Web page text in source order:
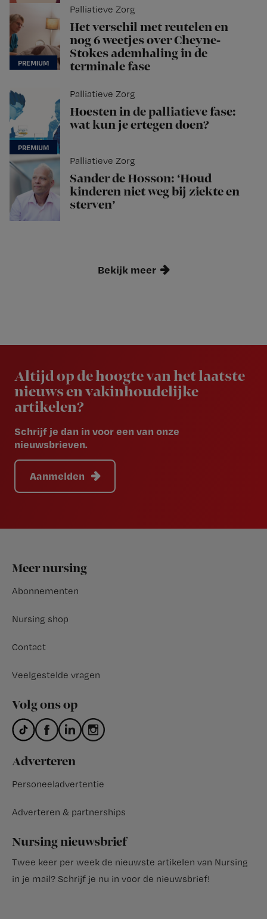
Palliatieve Zorg
Het verschil met reutelen en
nog 6 weetjes over Cheyne-
Stokes ademhaling in de
terminale fase
Palliatieve Zorg
Hoesten in de palliatieve fase:
wat kun je ertegen doen?
Palliatieve Zorg
Sander de Hosson: ‘Houd
kinderen niet weg bij ziekte en
sterven’
Bekijk meer
Altijd op de hoogte van het laatste
nieuws en vakinhoudelijke
artikelen?
Schrijf je dan in voor een van onze
nieuwsbrieven.
Aanmelden
Footer
Meer nursing
Abonnementen
Nursing shop
Contact
Veelgestelde vragen
Volg ons op
Adverteren
Personeeladvertentie
Adverteren & partnerships
Nursing nieuwsbrief
Twee keer per week de nieuwste artikelen van Nursing
in je mail? Schrijf je nu in voor de nieuwsbrief!